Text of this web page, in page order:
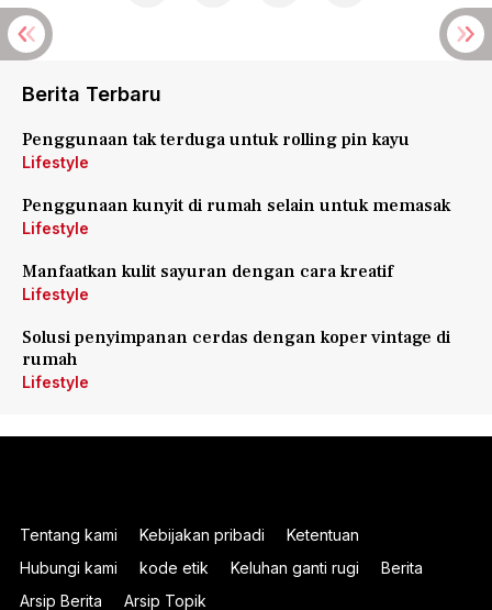
Berita Terbaru
Penggunaan tak terduga untuk rolling pin kayu
Lifestyle
Penggunaan kunyit di rumah selain untuk memasak
Lifestyle
Manfaatkan kulit sayuran dengan cara kreatif
Lifestyle
Solusi penyimpanan cerdas dengan koper vintage di
rumah
Lifestyle
Tentang kami Kebijakan pribadi
Ketentuan
Hubungi kami
kode etik Keluhan ganti rugi
Berita
Arsip Berita
Arsip Topik